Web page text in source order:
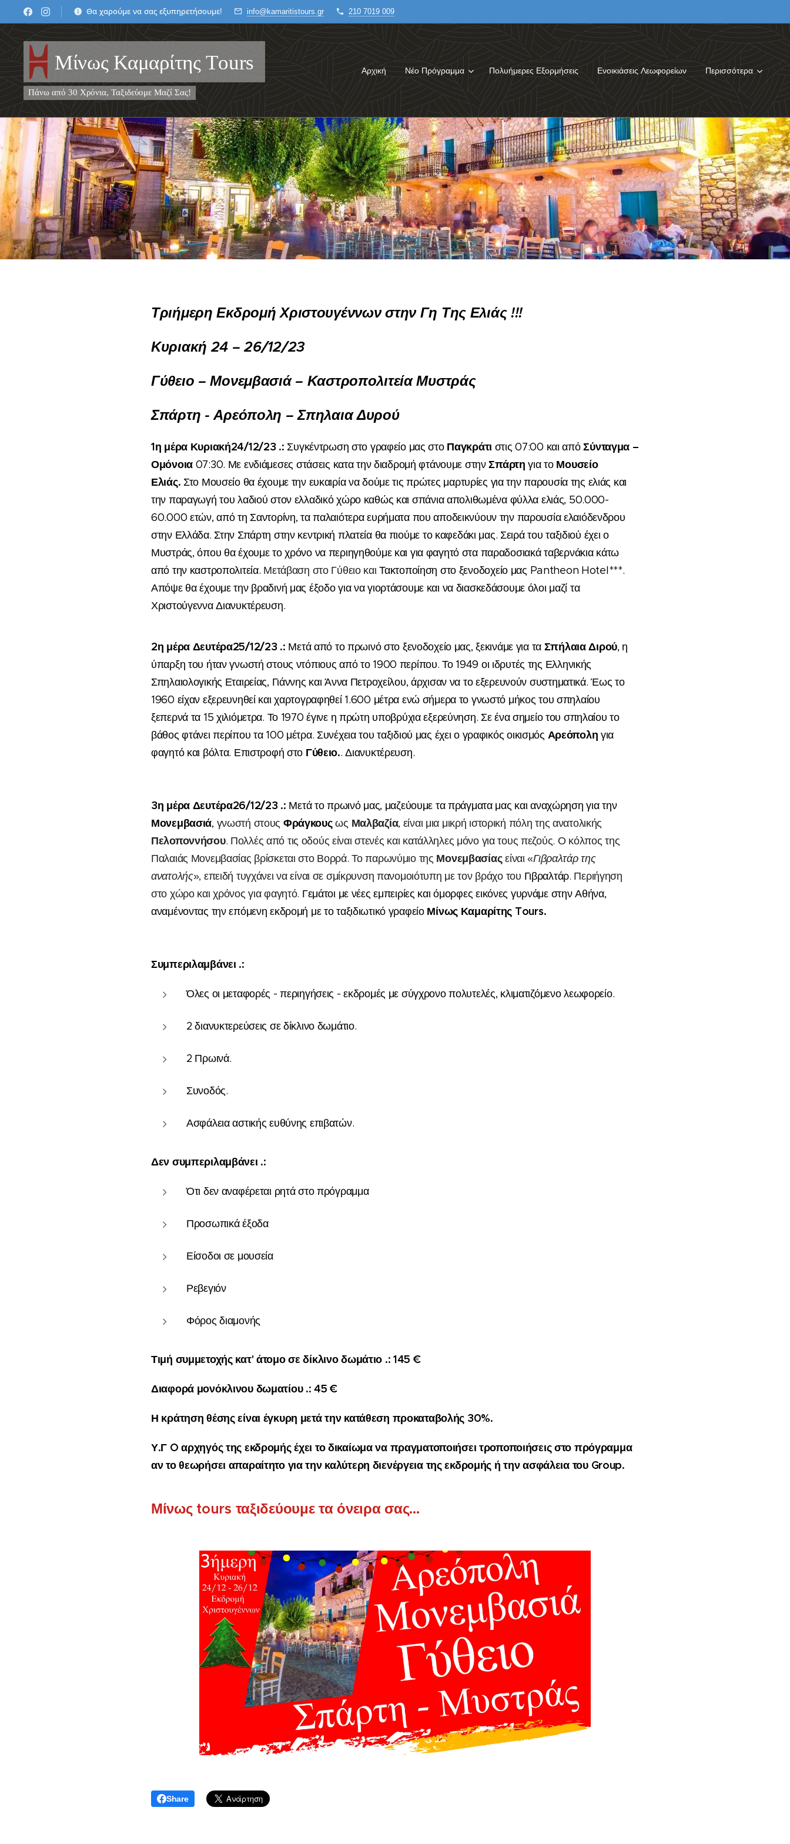
Θα χαρούμε να σας εξυπηρετήσουμε! info@kamaritistours.gr 210 7019 009
Μίνως Καμαρίτης Τours
Πάνω από 30 Χρόνια, Ταξιδεύομε Μαζί Σας!
Αρχική Νέο Πρόγραμμα Πολυήμερες Εξορμήσεις Ενοικιάσεις Λεωφορείων Περισσότερα
.
2023-11-28
Τριήμερη Εκδρομή Χριστουγέννωνστην Γη Της Ελιάς!!!
Κυριακή 24 – 26/12/23
Γύθειο – Μονεμβασιά – Καστροπολιτεία Μυστράς
Σπάρτη - Αρεόπολη – Σπηλαια Δυρού
1η μέρα Κυριακή24/12/23 .: Συγκέντρωση στο γραφείο μας στο Παγκράτι στις 07:00 καιαπόΣύνταγμα –
Ομόνοια 07:30. Με ενδιάμεσες στάσεις κατα τηνδιαδρομή φτάνουμε στηνΣπάρτηγια το Μουσείο
Ελιάς. Στο Μουσείο θα έχουμε την ευκαιρία να δούμε τιςπρώτες μαρτυρίες για την παρουσία της ελιάς και
την παραγωγή του λαδιούστον ελλαδικό χώρο καθώς και σπάνια απολιθωμένα φύλλα ελιάς, 50.000-
60.000 ετών, από τη Σαντορίνη, τα παλαιότερα ευρήματα που αποδεικνύουν την παρουσία ελαιόδενδρου
στην Ελλάδα. Στην Σπάρτη στην κεντρική πλατείαθα πιούμε το καφεδάκι μας. Σειράτου ταξιδιού έχει ο
Μυστράς, όπου θα έχουμε το χρόνο να περιηγηθούμε και για φαγητό στα παραδοσιακά ταβερνάκια κάτω
από την καστροπολιτεία. Μετάβαση στο ΓύθειοκαιΤακτοποίηση στο ξενοδοχείο μας Pantheon Hotel***.
Απόψε θα έχουμε την βραδινή μας έξοδο για να γιορτάσουμε και να διασκεδάσουμε όλοι μαζί τα
ΧριστούγενναΔιανυκτέρευση.
2η μέρα Δευτέρα25/12/23 .: Μετάαπό το πρωινό στο ξενοδοχείο μας, ξεκινάμε για τα Σπήλαια Διρού, η
ύπαρξη του ήταν γνωστή στους ντόπιους από το 1900 περίπου. Το 1949 οι ιδρυτές της Ελληνικής
Σπηλαιολογικής Εταιρείας, Γιάννης και Άννα Πετροχείλου, άρχισαν να το εξερευνούν συστηματικά. Έως το
1960 είχαν εξερευνηθεί και χαρτογραφηθεί 1.600 μέτρα ενώ σήμερα το γνωστό μήκος του σπηλαίου
ξεπερνά τα 15 χιλιόμετρα. Το 1970 έγινε η πρώτη υποβρύχια εξερεύνηση. Σε ένα σημείο του σπηλαίου το
βάθος φτάνει περίπου τα 100 μέτρα. Συνέχειατου ταξιδιού μας έχειογραφικός οικισμός Αρεόπολη για
φαγητό και βόλτα. Επιστροφή στο Γύθειο.. Διανυκτέρευση.
3η μέρα Δευτέρα26/12/23 .: Μετά το πρωινό μας, μαζεύουμε τα πράγματα μας και αναχώρησηγια την
Μονεμβασιά, γνωστή στους Φράγκους ως Μαλβαζία, είναι μια μικρή ιστορική πόλη της ανατολικής
Πελοποννήσου. Πολλές από τις οδούς είναι στενές και κατάλληλες μόνο για τους πεζούς. Ο κόλπος της
Παλαιάς Μονεμβασίας βρίσκεται στο Βορρά. Το παρωνύμιο της Μονεμβασίαςείναι «Γιβραλτάρ της
ανατολής», επειδή τυγχάνει να είναι σε σμίκρυνση πανομοιότυπη με τον βράχο του Γιβραλτάρ. Περιήγηση
στο χώρο και χρόνος για φαγητό. Γεμάτοι με νέες εμπειρίες καιόμορφεςεικόνες γυρνάμε στην Αθήνα,
αναμένοντας την επόμενη εκδρομή με το ταξιδιωτικό γραφείοΜίνως Καμαρίτης Tours.
Συμπεριλαμβάνει .:
Όλες οι μεταφορές - περιηγήσεις - εκδρομές με σύγχρονο πολυτελές, κλιματιζόμενο λεωφορείο.
2 διανυκτερεύσεις σε δίκλινο δωμάτιο.
2 Πρωινά.
Συνοδός.
Ασφάλεια αστικής ευθύνης επιβατών.
Δεν συμπεριλαμβάνει .:
Ότι δεν αναφέρεται ρητά στο πρόγραμμα
Προσωπικά έξοδα
Είσοδοι σε μουσεία
Ρεβεγιόν
Φόρος διαμονής
Τιμή συμμετοχής κατ' άτομο σε δίκλινο δωμάτιο .: 145 €
Διαφορά μονόκλινου δωματίου .: 45 €
Η κράτηση θέσης είναι έγκυρη μετά την κατάθεση προκαταβολής 30%.
Υ.Γ O αρχηγός της εκδρομής έχει το δικαίωμα να πραγματοποιήσει τροποποιήσεις στο πρόγραμμα
αν το θεωρήσει απαραίτητο για την καλύτερη διενέργεια της εκδρομής ή την ασφάλεια του Group.
Μίνως tours ταξιδεύουμε τα όνειρα σας...
Share